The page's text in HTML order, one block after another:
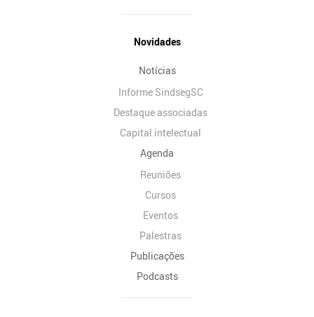
Novidades
Notícias
Informe SindsegSC
Destaque associadas
Capital intelectual
Agenda
Reuniões
Cursos
Eventos
Palestras
Publicações
Podcasts